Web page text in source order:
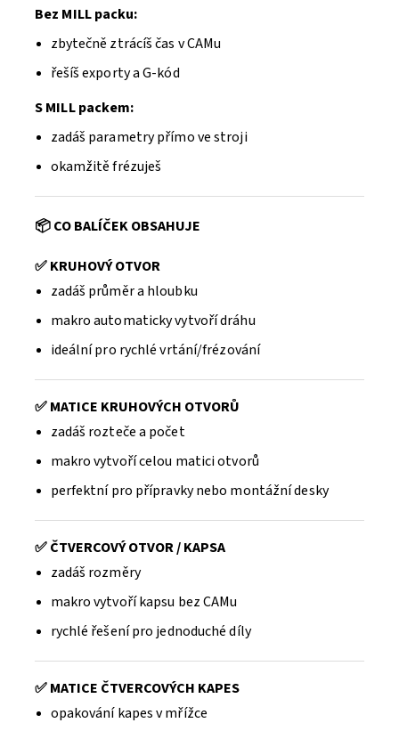
Bez MILL packu:
zbytečně ztrácíš čas v CAMu
řešíš exporty a G-kód
S MILL packem:
zadáš parametry přímo ve stroji
okamžitě frézuješ
📦 CO BALÍČEK OBSAHUJE
✅ KRUHOVÝ OTVOR
zadáš průměr a hloubku
makro automaticky vytvoří dráhu
ideální pro rychlé vrtání/frézování
✅ MATICE KRUHOVÝCH OTVORŮ
zadáš rozteče a počet
makro vytvoří celou matici otvorů
perfektní pro přípravky nebo montážní desky
✅ ČTVERCOVÝ OTVOR / KAPSA
zadáš rozměry
makro vytvoří kapsu bez CAMu
rychlé řešení pro jednoduché díly
✅ MATICE ČTVERCOVÝCH KAPES
opakování kapes v mřížce